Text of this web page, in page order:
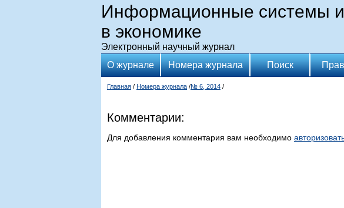
Информационные системы
в экономике
Электронный научный журнал
О журнале Номера журнала Поиск
Главная / Номера журнала /№ 6, 2014 /
Комментарии:
Для добавления комментария вам необходимо